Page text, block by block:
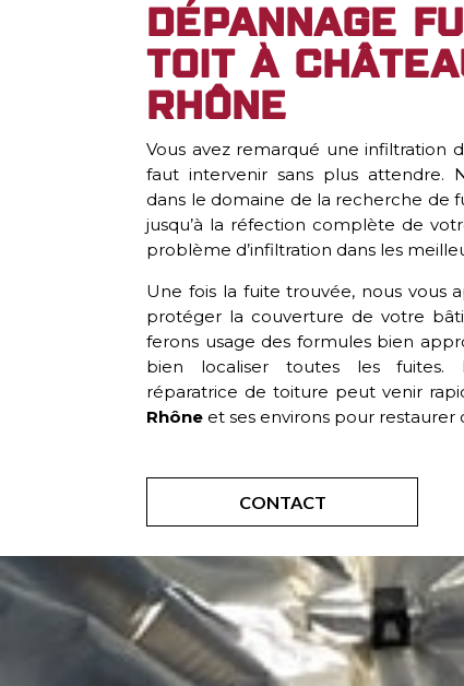
dépannage
toit à
Rhône
Vous avez remarqué une infiltration
faut intervenir sans plus attendre.
dans le domaine de la recherche de
jusqu’à la réfection complète de
problème d’infiltration dans les
Une fois la fuite trouvée, nous vous
protéger la couverture de votre
ferons usage des formules bien
bien localiser toutes les fuites.
réparatrice de toiture peut venir
Rhône et ses environs pour restaurer
CONTACT